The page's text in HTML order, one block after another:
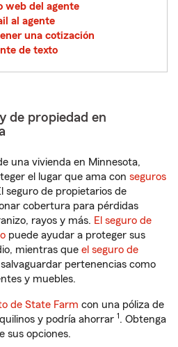
web del agente
al agente
una cotización
de texto
de propiedad en
una vivienda en Minnesota,
el lugar que ama con seguros
seguro de propietarios de
cobertura para pérdidas
rayos y más. El seguro de
puede ayudar a proteger sus
mientras que el seguro de
pertenencias como
y muebles.
de State Farm con una póliza de
y podría ahorrar 1. Obtenga
sus opciones.